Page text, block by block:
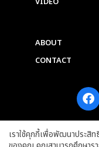
ABOUT
CONTACT
F
a
c
e
b
เราใช้คุกกี้เพื่อพัฒนาประสิ